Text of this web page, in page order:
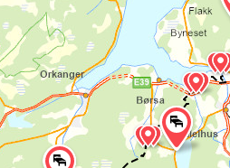
gangveien langs E6 ned
her finner du et skilt som
mark, og du passerer flere
til Stamnan denne